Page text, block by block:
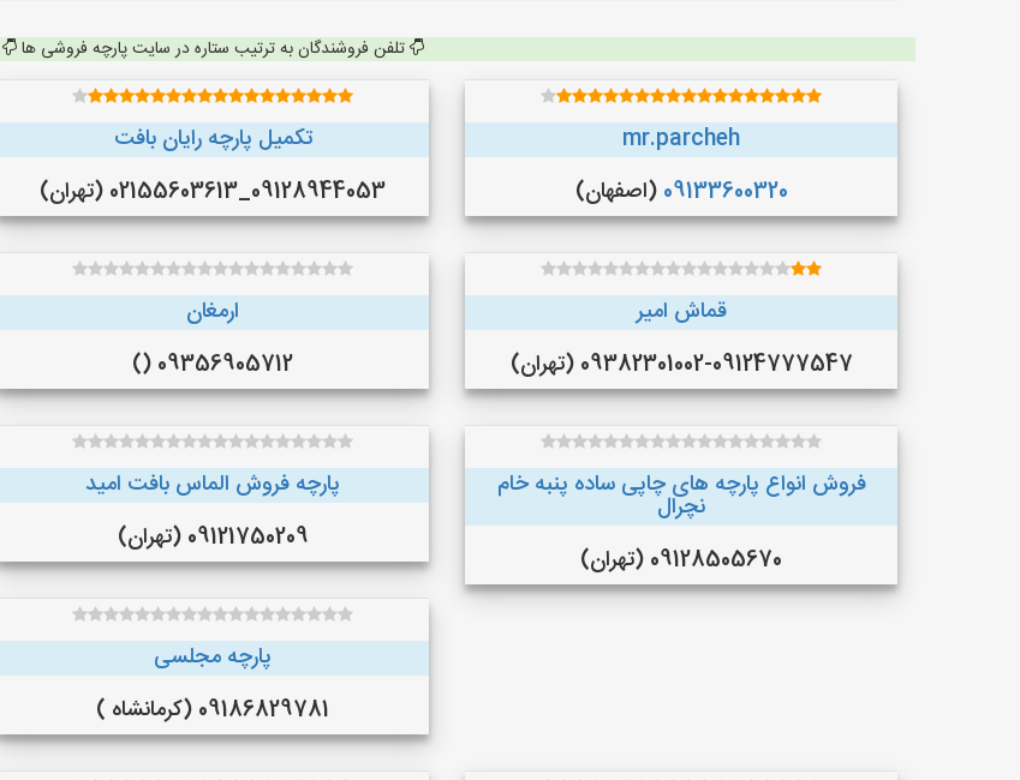
تلفن فروشندگان به ترتیب ستاره در سایت پارچه فروشی ها
mr.parcheh
09133600320 (اصفهان)
تکمیل پارچه رایان بافت
09128944053_02155603613 (تهران)
قماش امیر
09382301002-09124777547 (تهران)
ارمغان
09356905712 ()
فروش انواع پارچه های چاپی ساده پنبه خام
نچرال
09128505670 (تهران)
پارچه فروش الماس بافت امید
09121750209 (تهران)
پارچه مجلسی
09186829781 (کرمانشاه )